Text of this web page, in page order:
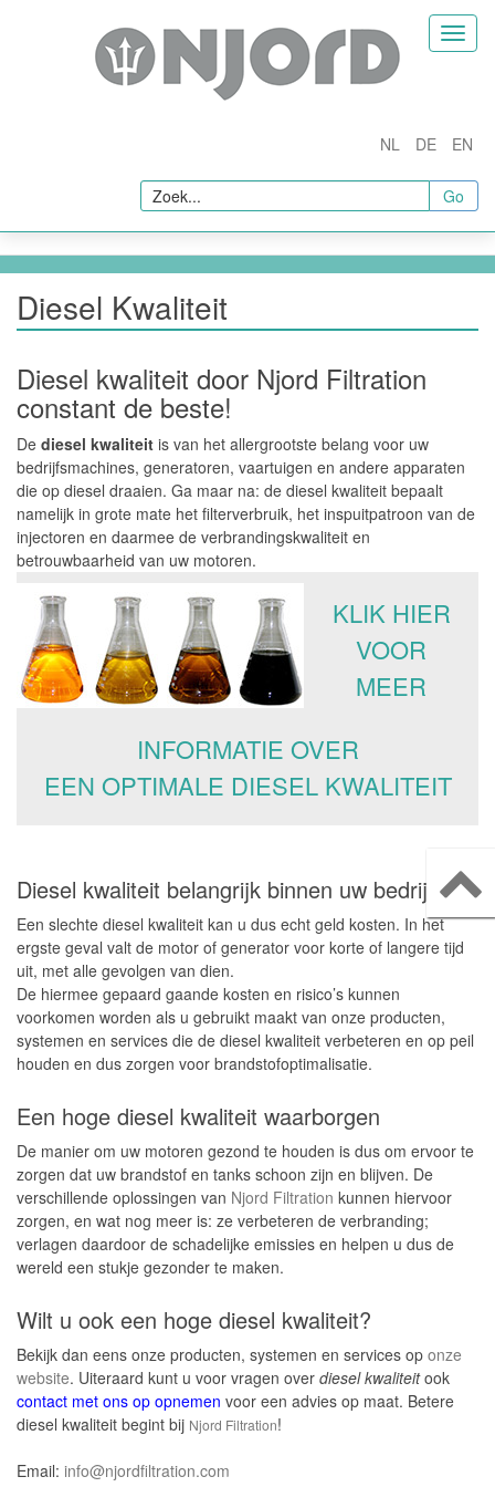
NL DE EN
Go
Diesel Kwaliteit
Diesel kwaliteit door Njord Filtration
constant de beste!
De diesel kwaliteit is van het allergrootste belang voor uw
bedrijfsmachines, generatoren, vaartuigen en andere apparaten
die op diesel draaien. Ga maar na: de diesel kwaliteit bepaalt
namelijk in grote mate het filterverbruik, het inspuitpatroon van de
injectoren en daarmee de verbrandingskwaliteit en
betrouwbaarheid van uw motoren.
KLIK HIER
VOOR
MEER
INFORMATIE OVER
EEN OPTIMALE DIESEL KWALITEIT
Diesel kwaliteit belangrijk binnen uw bedrijf
Een slechte diesel kwaliteit kan u dus echt geld kosten. In het
ergste geval valt de motor of generator voor korte of langere tijd
uit, met alle gevolgen van dien.
De hiermee gepaard gaande kosten en risico’s kunnen
voorkomen worden als u gebruikt maakt van onze producten,
systemen en services die de diesel kwaliteit verbeteren en op peil
houden en dus zorgen voor brandstofoptimalisatie.
Een hoge diesel kwaliteit waarborgen
De manier om uw motoren gezond te houden is dus om ervoor te
zorgen dat uw brandstof en tanks schoon zijn en blijven. De
verschillende oplossingen van Njord Filtration kunnen hiervoor
zorgen, en wat nog meer is: ze verbeteren de verbranding;
verlagen daardoor de schadelijke emissies en helpen u dus de
wereld een stukje gezonder te maken.
Wilt u ook een hoge diesel kwaliteit?
Bekijk dan eens onze producten, systemen en services op onze
website. Uiteraard kunt u voor vragen over diesel kwaliteitook
contact met ons op opnemen voor een advies op maat. Betere
diesel kwaliteit begint bij Njord Filtration!
Email: info@njordfiltration.com
Njord Fuel Conditioners
Brandstoffilters en Separatoren
Njord Hi-Performance Brandstofadditieven
Monstername en Brandstoftests
Brandstof Tests
Accessoires
Overige
Njord Diesel Filtratiesystemen
Njord Diesel Polishing Systemen
Njord Mobiele Polishing Systemen
Njord Converteerbare Polishing Systemen
Njord Filtratiecontainers
Njord Draagbare Mobiele Polishing Systemen
Installatie van Brandstofsystemen en Tanks
Tankreiniging zonder Betreding
Monstername en Brandstofanalyse